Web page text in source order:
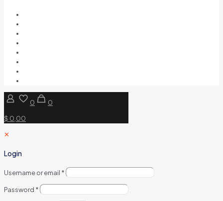
0
0
$ 0,00
✕
Login
Username or email *
Password *